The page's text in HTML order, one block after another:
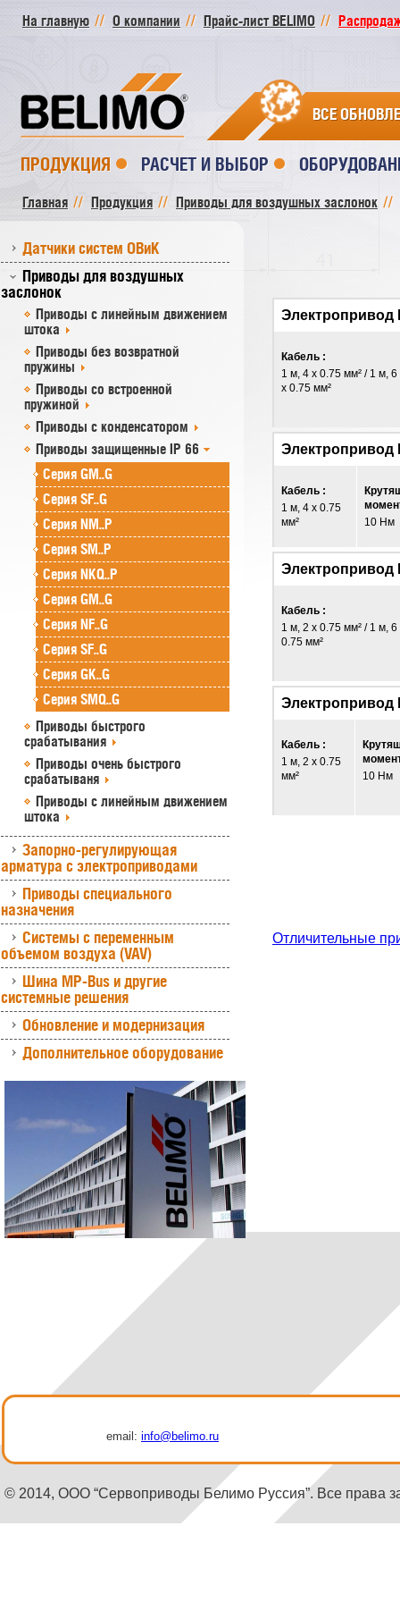
На главную О компании Прайс-лист BELIMO
ВСЕ
ПРОДУКЦИЯ РАСЧЕТ И ВЫБОР
Главная Продукция Приводы для воздушных заслонок
Датчики систем ОВиК
Приводы для воздушных
заслонок
Приводы с линейным движением
штока
Приводы без возвратной
пружины
Приводы со встроенной
пружиной
Приводы с конденсатором
Приводы защищенные IP 66
Серия GM..G
Серия SF..G
Серия NM..P
Серия SM..P
Серия NKQ..P
Серия GM..G
Серия NF..G
Серия SF..G
Серия GK..G
Серия SMQ..G
Приводы быстрого
срабатывания
Приводы очень быстрого
срабатываня
Приводы с линейным движением
штока
Запорно-регулирующая
арматура с электроприводами
Приводы специального
назначения
Системы с переменным
объемом воздуха (VAV)
Шина MP-Bus и другие
системные решения
Обновление и модернизация
Дополнительное оборудование
Электропривод
Кабель :
1 м, 4 x 0.75 мм² / 1 м, 6
x 0.75 мм²
Электропривод
Кабель :
1 м, 4 x 0.75
мм²
10 Нм
Электропривод
Кабель :
1 м, 2 x 0.75 мм² / 1 м, 6
0.75 мм²
Электропривод
Кабель :
1 м, 2 x 0.75
мм²
10 Нм
Отличительные
email: info@belimo.ru
© 2014, ООО “Сервоприводы Белимо Руссия”. Все права